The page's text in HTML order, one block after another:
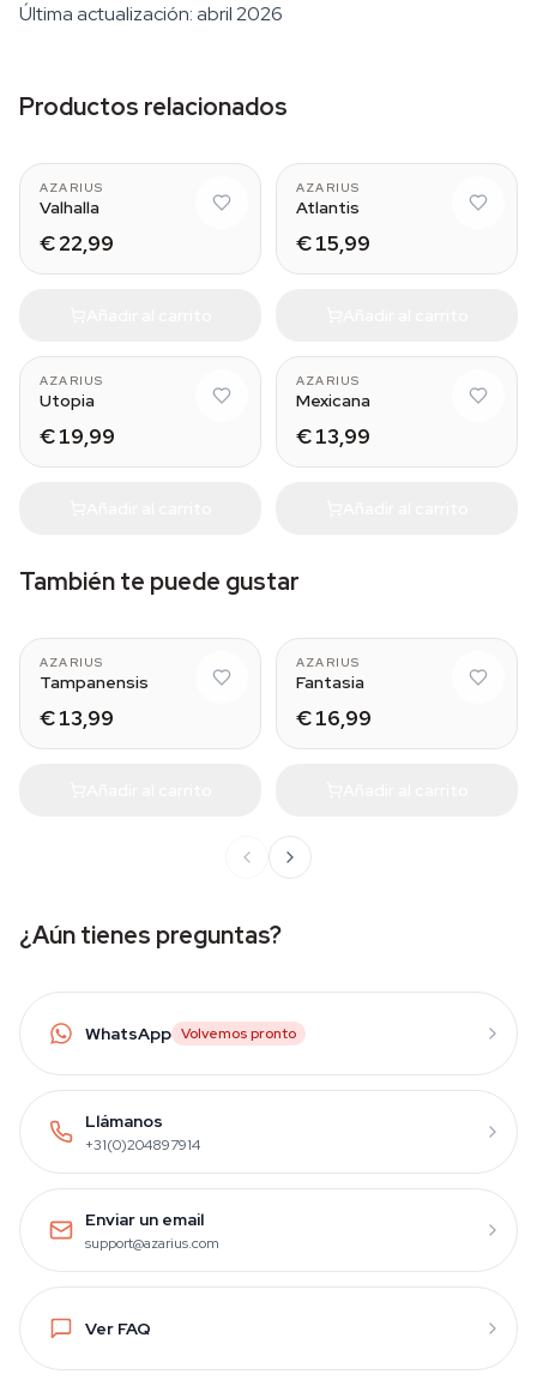
Última actualización: abril 2026
Productos relacionados
AZARIUS
Valhalla
€ 22,99
AZARIUS
Atlantis
€ 15,99
AZARIUS
Utopia
€ 19,99
AZARIUS
Mexicana
€ 13,99
También te puede gustar
AZARIUS
Tampanensis
€ 13,99
AZARIUS
Fantasia
€ 16,99
¿Aún tienes preguntas?
WhatsApp Volvemos pronto
Llámanos
+31(0)204897914
Enviar un email
support@azarius.com
Ver FAQ